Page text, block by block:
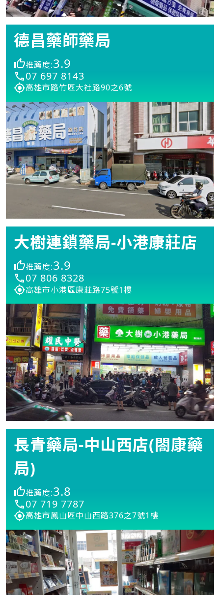
德昌藥師藥局
推薦度:3.9
07 697 8143
高雄市路竹區大社路90之6號
大樹連鎖藥局-小港康莊店
推薦度:3.9
07 806 8328
高雄市小港區康莊路75號1樓
長青藥局-中山西店(閤康藥
局)
推薦度:3.8
07 719 7787
高雄市鳳山區中山西路376之7號1樓